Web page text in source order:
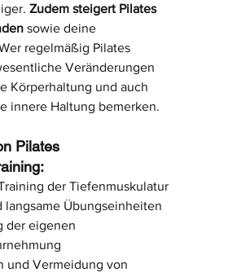
Zudem steigert Pilates
sowie deine
regelmäßig Pilates
Veränderungen
Körperhaltung und auch
innere Haltung bemerken.
Pilates
der Tiefenmuskulatur
langsame Übungseinheiten
der eigenen
und Vermeidung von